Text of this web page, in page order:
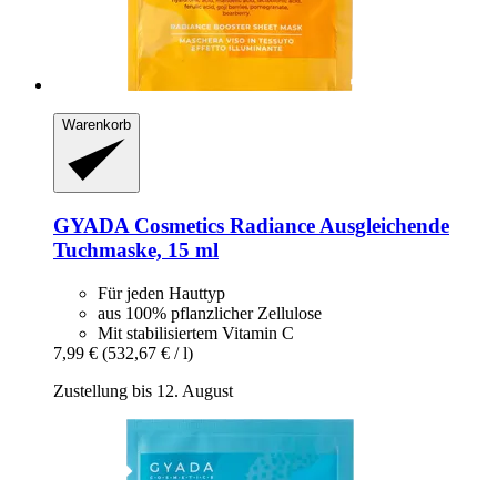
Warenkorb
GYADA Cosmetics Radiance Ausgleichende
Tuchmaske, 15 ml
Für jeden Hauttyp
aus 100% pflanzlicher Zellulose
Mit stabilisiertem Vitamin C
7,99 € (532,67 € / l)
Zustellung bis 12. August